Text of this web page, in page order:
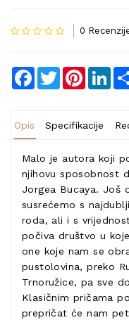
0
Facebook
Twitter
Opis Specifikacije
Malo je autora koji
njihovu sposobnost
Jorgea Bucaya. Još
susrećemo s
roda, ali i s
počiva društvo u
one koje nam se
pustolovina, preko
Trnoružice, pa sve
Klasičnim pričama
prepričat će nam